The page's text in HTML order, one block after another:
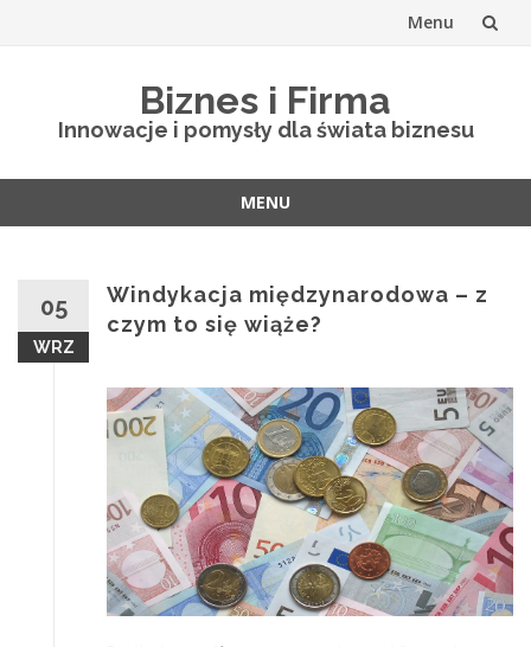
Menu
Biznes i Firma
Innowacje i pomysły dla świata biznesu
MENU
05
WRZ
Windykacja międzynarodowa – z
czym to się wiąże?